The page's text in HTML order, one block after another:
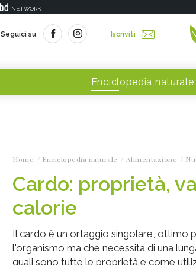
NETWORK
Seguici su Iscriviti
Enciclopedia naturale
Home Enciclopedia naturale Alimentazione
Cardo: proprietà,
calorie
Il cardo è un ortaggio singolare, ottimo
l'organismo ma che necessita di una
quali sono tutte le proprietà e come